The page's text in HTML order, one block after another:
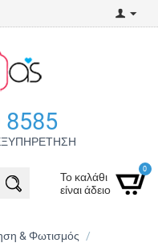
8585
Το καλάθι
είναι άδειο
0
& Φωτισμός
/